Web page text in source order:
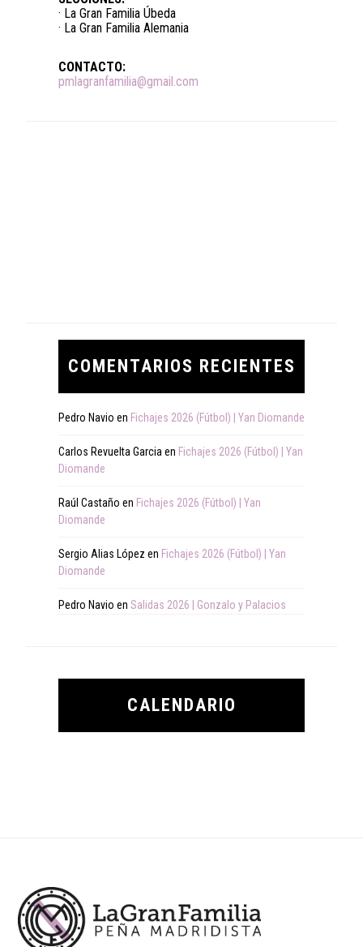
· La Gran Familia Úbeda
· La Gran Familia Alemania
CONTACTO:
pmlagranfamilia@gmail.com
COMENTARIOS RECIENTES
Pedro Navio en Fichajes 2026 (Fútbol) | Yan Diomande
Carlos Revuelta Garcia en Fichajes 2026 (Fútbol) | Yan
Diomande
Raúl Castaño en Fichajes 2026 (Fútbol) | Yan
Diomande
Sergio Alias López en Fichajes 2026 (Fútbol) | Yan
Diomande
Pedro Navio en Salidas 2026 | Gonzalo y Palacios
CALENDARIO